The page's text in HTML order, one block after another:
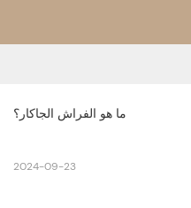
ما هو الفراش الجاكار؟
2024-09-23